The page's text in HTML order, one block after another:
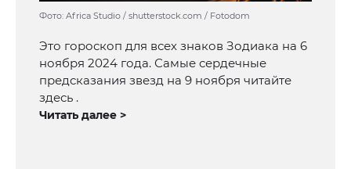
Фото: Africa Studio / shutterstock.com / Fotodom
Это гороскоп для всех знаков Зодиака на 6
ноября 2024 года. Самые сердечные
предсказания звезд на 9 ноября читайте
здесь .
Читать далее >